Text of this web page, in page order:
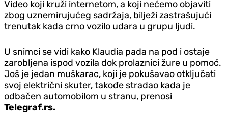
Video koji kruži internetom, a koji nećemo objaviti
zbog uznemirujućeg sadržaja, bilježi zastrašujući
trenutak kada crno vozilo udara u grupu ljudi.
U snimci se vidi kako Klaudia pada na pod i ostaje
zarobljena ispod vozila dok prolaznici žure u pomoć.
Još je jedan muškarac, koji je pokušavao otključati
svoj električni skuter, takođe stradao kada je
odbačen automobilom u stranu, prenosi
Telegraf.rs.